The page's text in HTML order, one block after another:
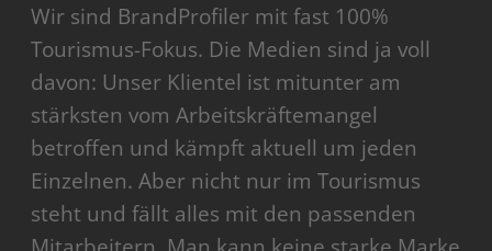
Wir sind BrandProfiler mit fast 100%
Tourismus-Fokus. Die Medien sind ja voll
davon: Unser Klientel ist mitunter am
stärksten vom Arbeitskräftemangel
betroffen und kämpft aktuell um jeden
Einzelnen. Aber nicht nur im Tourismus
steht und fällt alles mit den passenden